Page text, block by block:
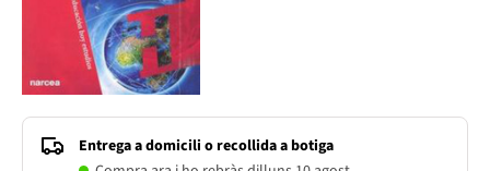
Entrega a domicili o recollida a botiga